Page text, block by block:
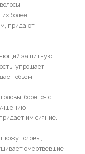
более
придают
защитную
упрощает
объем.
борется с
им сияние.
кожу головы,
омертвевшие